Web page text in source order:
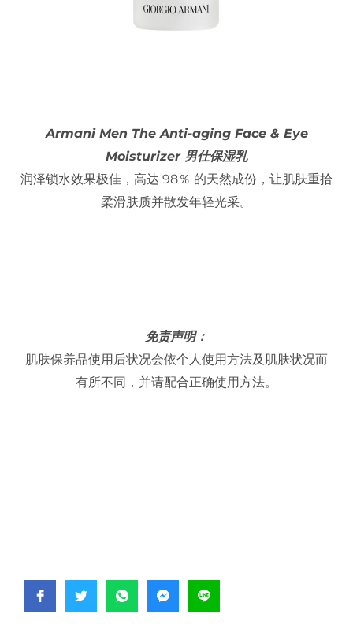
Armani Men The Anti-aging Face & Eye
Moisturizer 男仕保湿乳
润泽锁水效果极佳，高达 98％ 的天然成份，让肌肤重拾
柔滑肤质并散发年轻光采。
免责声明：
肌肤保养品使用后状况会依个人使用方法及肌肤状况而
有所不同，并请配合正确使用方法。